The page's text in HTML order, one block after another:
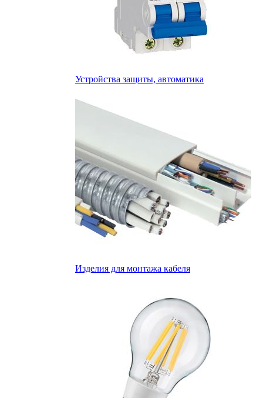
Устройства защиты, автоматика
Изделия для монтажа кабеля